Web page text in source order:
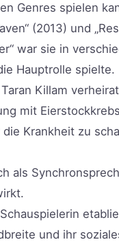
Genres spielen
(2013) und
war sie in
Hauptrolle spielte.
Killam
mit
Krankheit zu
als
und ihr